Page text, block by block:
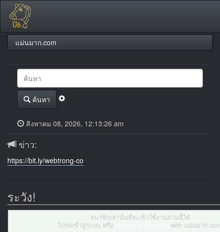
แม่นมาก.com
ค้นหา
สิงหาคม 08, 2026, 12:13:26 am
ข่าว:
https://bit.ly/webtrong-co
ระวัง!
สมาชิกเท่านั้นที่จะเข้าใช้งานส่วนนี้ได้
โปรดเข้าสู่ระบบ หรือ
with แม่นมาก